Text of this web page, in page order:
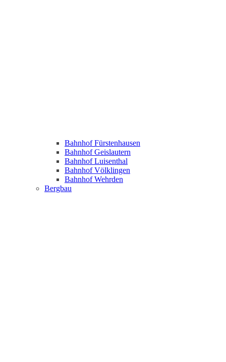
Bahnhof Fürstenhausen
Bahnhof Geislautern
Bahnhof Luisenthal
Bahnhof Völklingen
Bahnhof Wehrden
Bergbau